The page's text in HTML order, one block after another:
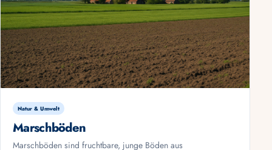
Natur & Umwelt
Marschböden
Marschböden sind fruchtbare, junge Böden aus